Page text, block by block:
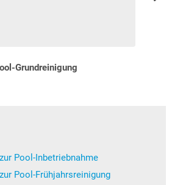
Grundreinigung
Pool-Inbetriebnahme
Pool-Frühjahrsreinigung